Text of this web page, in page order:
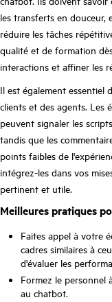
les transferts en
réduire les tâches
qualité et de formation
interactions et affiner les
Il est également
clients et des agents. Les
peuvent signaler les
tandis que les
points faibles de
intégrez-les dans vos
pertinent et utile.
Meilleures pratiques
Faites appel à votre
cadres similaires à
d'évaluer les
Formez le personnel
au chatbot.